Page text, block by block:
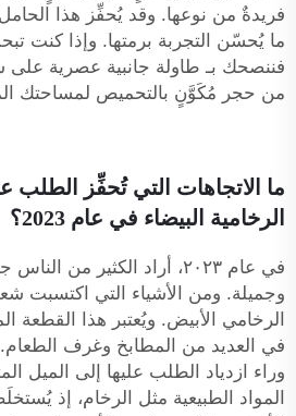
فريدةٌ من نوعها. وقد يُحفِّز هذا
ما يُحسّن التجربة برمتها. وإذا كنت
فننصحك بـ
من حجر مُكَوَّنٍ بالتحميص لمساحتك
ما الاتجاهات التي تُحفِّز الطلب
الرخامية البيضاء في عام 2023؟
في عام ٢٠٢٣، أراد الكثير من
وجميلة. ومن الأشياء التي اكتسبت
الرخامي الأبيض. ويُعتبر هذا القطعة
في العديد من المطابخ وغرف
وراء ازدياد الطلب عليها إلى الميل
المواد الطبيعية مثل الرخام، إذ